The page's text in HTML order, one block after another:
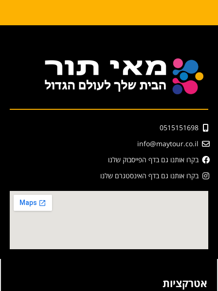
0515151698
info@maytour.co.il
בקרו אותנו גם בדף הפייסבוק שלנו
בקרו אותנו גם בדף האינסטגרם שלנו
אטרקציות